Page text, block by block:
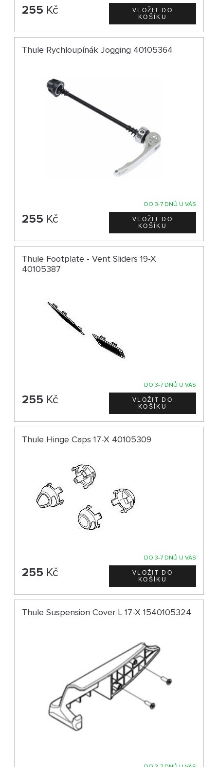
255 Kč
Thule Rychloupínák Jogging 40105364
DO 3-7 DNŮ U VÁS
255 Kč
Thule Footplate - Vent Sliders 19-X
40105387
DO 3-7 DNŮ U VÁS
255 Kč
Thule Hinge Caps 17-X 40105309
DO 3-7 DNŮ U VÁS
255 Kč
Thule Suspension Cover L 17-X 1540105324